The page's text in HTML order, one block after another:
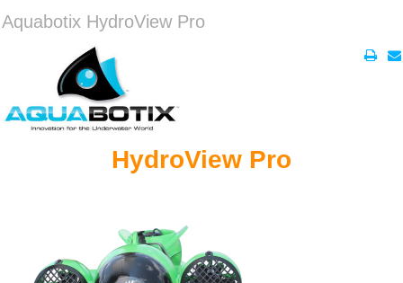
Aquabotix HydroView Pro
HydroView Pro